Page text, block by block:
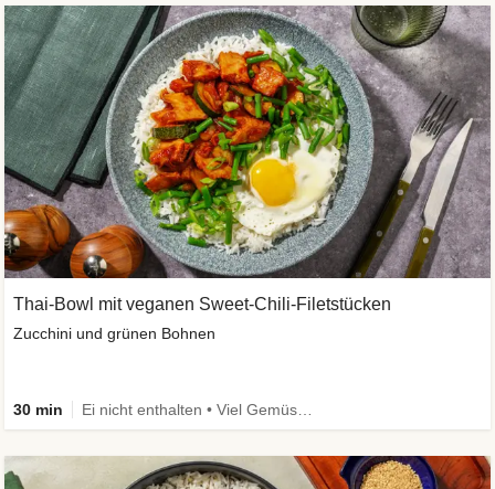
Thai-Bowl mit veganen Sweet-Chili-Filetstücken
Zucchini und grünen Bohnen
30 min